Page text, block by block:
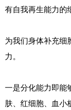
有自我再生能力的
为我们身体补充细
力。
一是分化能力即能
肤、红细胞、血小